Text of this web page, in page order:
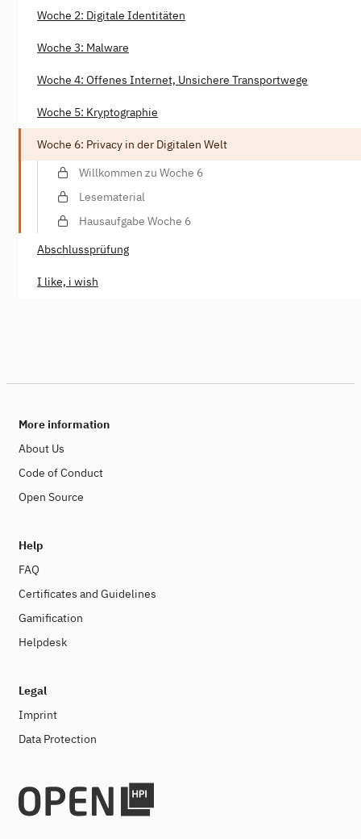
Woche 2: Digitale Identitäten
Woche 3: Malware
Woche 4: Offenes Internet, Unsichere Transportwege
Woche 5: Kryptographie
Woche 6: Privacy in der Digitalen Welt
Willkommen zu Woche 6
Lesematerial
Hausaufgabe Woche 6
Abschlussprüfung
I like, i wish
More information
About Us
Code of Conduct
Open Source
Help
FAQ
Certificates and Guidelines
Gamification
Helpdesk
Legal
Imprint
Data Protection